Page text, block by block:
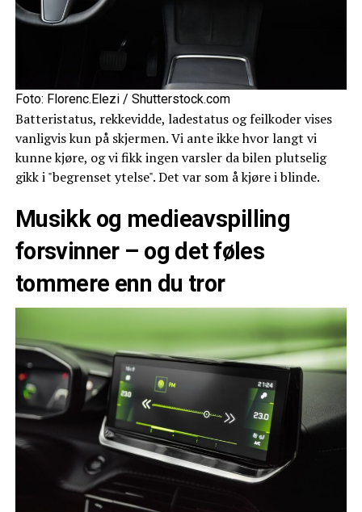
Foto: Florenc.Elezi / Shutterstock.com
Batteristatus, rekkevidde, ladestatus og feilkoder vises
vanligvis kun på skjermen. Vi ante ikke hvor langt vi
kunne kjøre, og vi fikk ingen varsler da bilen plutselig
gikk i "begrenset ytelse". Det var som å kjøre i blinde.
Musikk og medieavspilling
forsvinner – og det føles
tommere enn du tror